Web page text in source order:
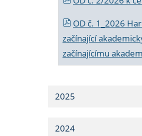
OD č. 1_2026
začínající
začínajícímu
2025
2024